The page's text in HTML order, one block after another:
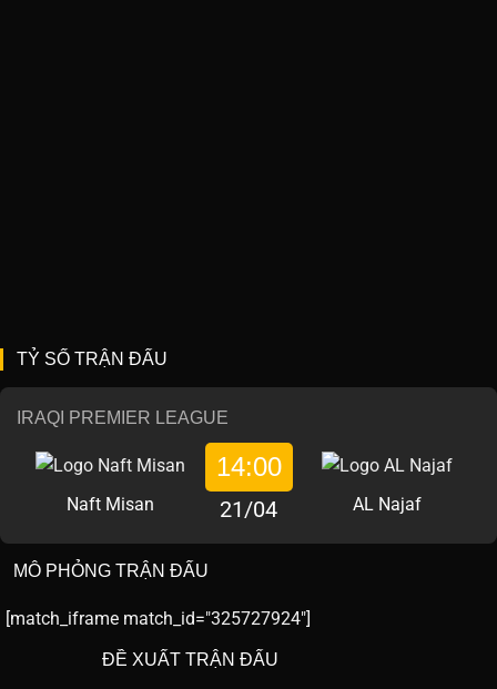
TỶ SỐ TRẬN ĐẤU
IRAQI PREMIER LEAGUE
Naft Misan
14:00
21/04 AL Najaf
MÔ PHỎNG TRẬN ĐẤU
match_id="325727924"]
ĐỀ XUẤT TRẬN ĐẤU